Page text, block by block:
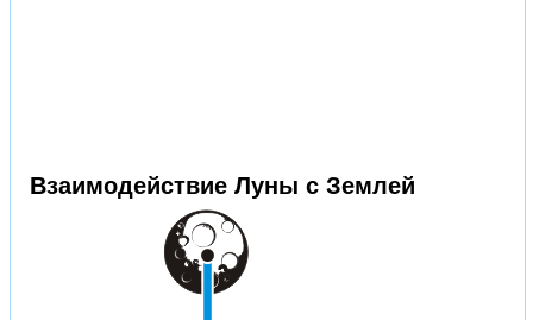
Взаимодействие Луны с Землей